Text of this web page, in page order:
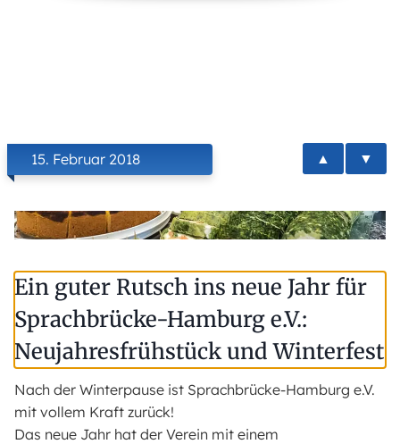
15. Februar 2018 ▲ ▼
Ein guter Rutsch ins neue Jahr für
Sprachbrücke-Hamburg e.V.:
Neujahresfrühstück und Winterfest
Nach der Winterpause ist Sprachbrücke-Hamburg e.V.
mit vollem Kraft zurück!
Das neue Jahr hat der Verein mit einem